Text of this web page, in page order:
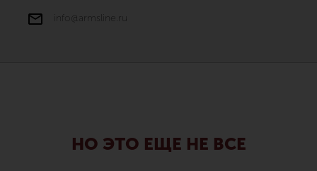
info@armsline.ru
НО ЭТО ЕЩЕ НЕ ВСЕ